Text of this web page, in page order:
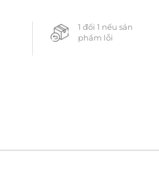
1 đổi 1 nếu sản
phẩm lỗi